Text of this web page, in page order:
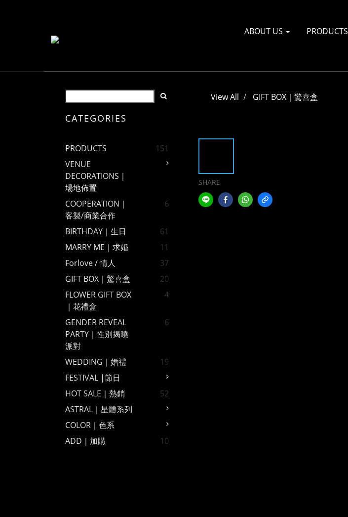
ABOUT US PRODUCTS
CATEGORIES
PRODUCTS
151
VENUE
DECORATIONS｜
場地佈置
COOPERATION｜
客製/商業合作
6
BIRTHDAY｜生日
61
MARRY ME｜求婚
11
Forlove / 情人
37
GIFT BOX｜驚喜盒
20
FLOWER GIFT BOX
｜花禮盒
4
GENDER REVEAL
PARTY｜性別揭曉
派對
6
WEDDING｜婚禮
19
FESTIVAL |節日
HOT SALE｜熱銷
52
ASTRAL｜星體系列
COLOR｜色系
ADD｜加購
10
View All GIFT BOX｜驚喜盒
SHARE